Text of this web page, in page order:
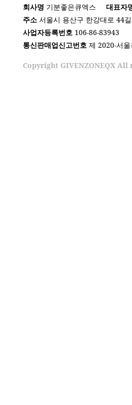
회사명 기분좋은큐엑스 대표자
주소 서울시 용산구 한강대로 44
사업자등록번호 106-86-83943
통신판매업신고번호 제 2020-서
Copyright GIVENZONEQX